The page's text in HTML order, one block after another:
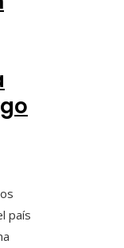
país